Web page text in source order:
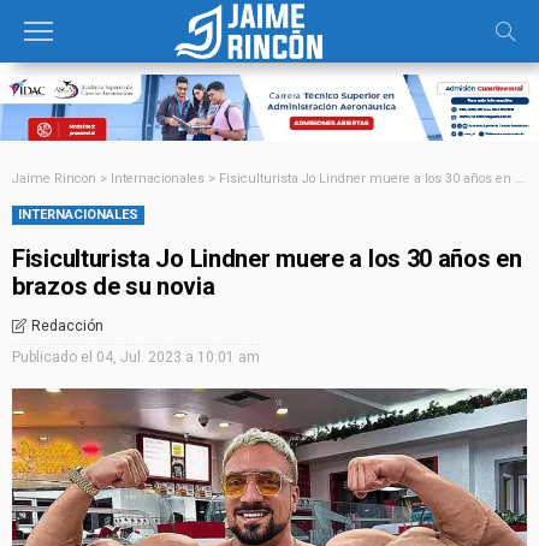
Jaime Rincon > Internacionales > Fisiculturista Jo Lindner muere a los 30 años en brazos de su novia
INTERNACIONALES
Fisiculturista Jo Lindner muere a los 30 años en
brazos de su novia
Redacción
Publicado el 04, Jul. 2023 a 10:01 am